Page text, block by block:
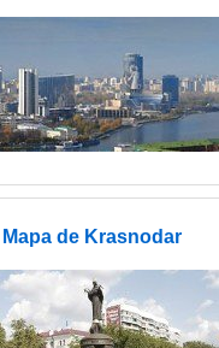
Mapa de Krasnodar